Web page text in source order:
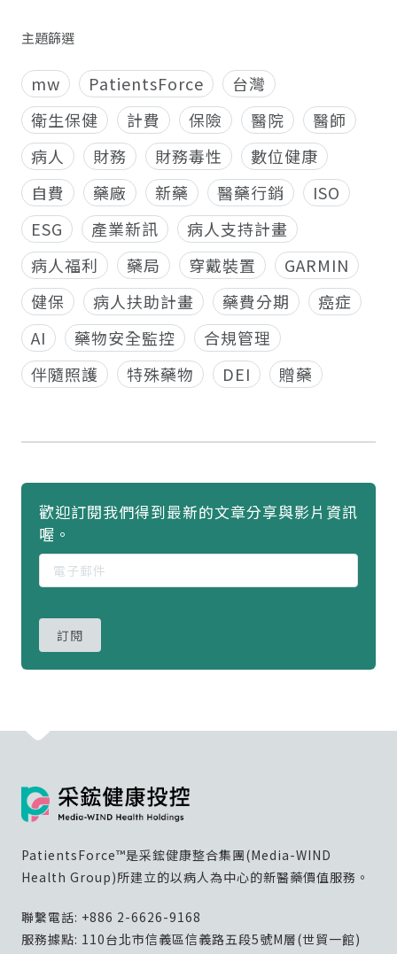
主題篩選
mw PatientsForce
台灣
衛生保健
計費 保險 醫院
醫師
病人
財務 財務毒性
數位健康
自費
藥廠 新藥 醫藥行銷
ISO
ESG
產業新訊
病人支持計畫
病人福利
藥局 穿戴裝置
GARMIN
健保
病人扶助計畫 藥費分期
癌症
AI
藥物安全監控
合規管理
伴隨照護
特殊藥物 DEI 贈藥
歡迎訂閱我們得到最新的文章分享與影片資訊
喔。
訂閱
PatientsForce™是采鋐健康整合集團(Media-WIND
Health Group)所建立的以病人為中心的新醫藥價值服務。
聯繫電話: +886 2-6626-9168
服務據點: 110台北市信義區信義路五段5號M層(世貿一館)